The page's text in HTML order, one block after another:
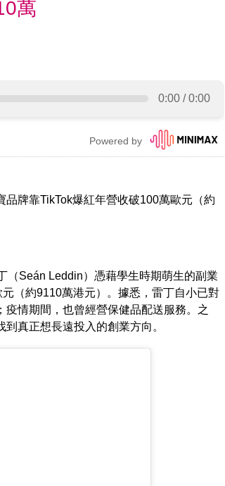
萬
牌靠TikTok爆紅年營收破100萬歐元（約
（Seán Leddin）憑藉學生時期萌生的副業
（約9110萬港元）。據悉，雷丁自小已對
情期間，也曾經營保健品配送服務。之
真正想長遠投入的創業方向。